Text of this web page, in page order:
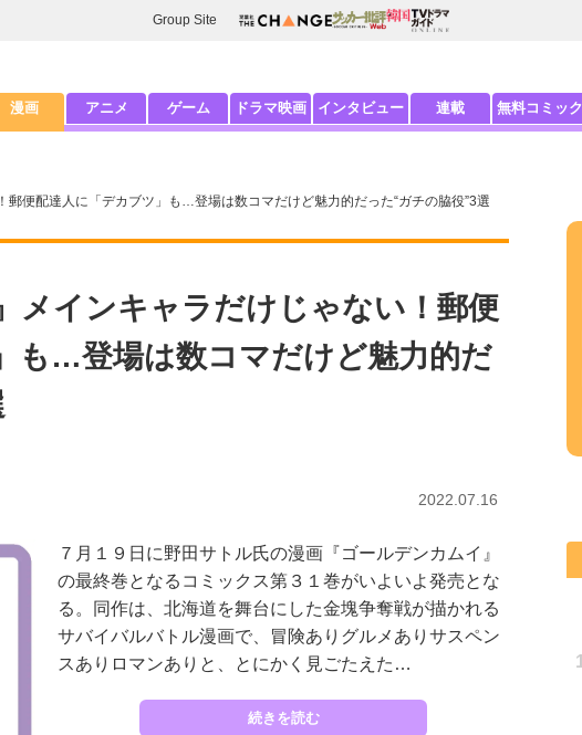
Group Site
漫画 アニメ ゲーム ドラマ映画 インタビュー 連載 無料コミック
郵便配達人に「デカブツ」も…登場は数コマだけど魅力的だった“ガチの脇役”3選
メインキャラだけじゃない！郵便
も…登場は数コマだけど魅力的だ
2022.07.16
７月１９日に野田サトル氏の漫画『ゴールデンカムイ』
の最終巻となるコミックス第３１巻がいよいよ発売とな
る。同作は、北海道を舞台にした金塊争奪戦が描かれる
サバイバルバトル漫画で、冒険ありグルメありサスペン
スありロマンありと、とにかく見ごたえた…
続きを読む